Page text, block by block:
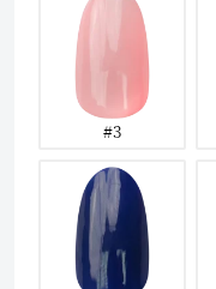
#3